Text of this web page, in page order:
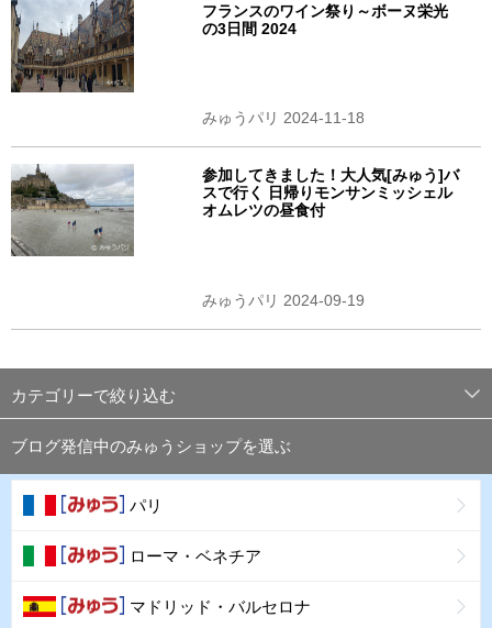
フランスのワイン祭り～ボーヌ栄光
の3日間 2024
みゅうパリ 2024-11-18
参加してきました！大人気[みゅう]バ
スで行く 日帰りモンサンミッシェル
オムレツの昼食付
みゅうパリ 2024-09-19
カテゴリーで絞り込む
ブログ発信中のみゅうショップを選ぶ
パリ
ローマ・ベネチア
マドリッド・バルセロナ